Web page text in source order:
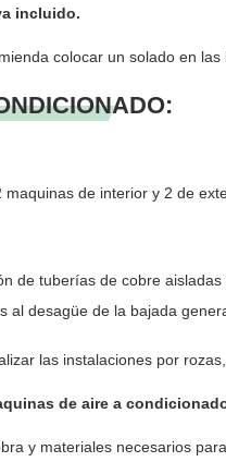
incluido.
colocar un solado en
maquinas de interior y 2 de
de tuberías de cobre
al desagüe de la bajada
las instalaciones por
de aire a
y materiales necesarios